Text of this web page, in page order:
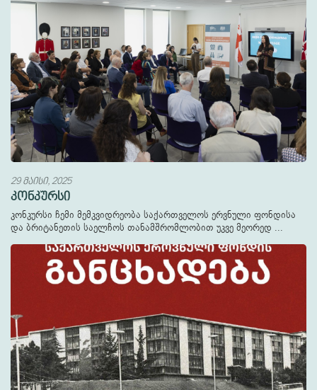
29 მაისი, 2025
კონკურსი
კონკურსი ჩემი მემკვიდრეობა საქართველოს ერვნული ფონდისა
და ბრიტანეთის საელჩოს თანამშრომლობით უკვე მეორედ ...